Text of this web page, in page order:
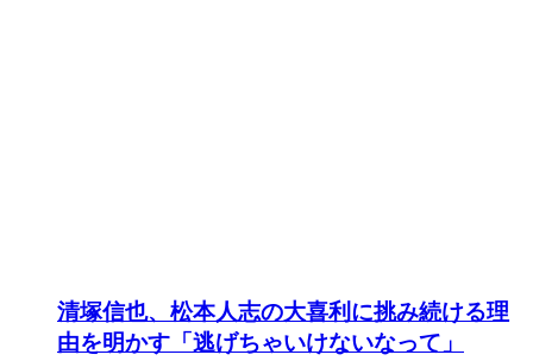
清塚信也、松本人志の大喜利に挑み続ける理
由を明かす「逃げちゃいけないなって」